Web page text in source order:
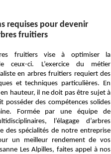
requises pour devenir
fruitiers
fruitiers vise à optimiser la
ceux-ci. L’exercice du métier
en arbres fruitiers requiert des
et techniques particulières. En
hauteur, il ne doit pas être sujet à
posséder des compétences solides
Formée par une équipe de
l’élagage d’arbres
des spécialités de notre entreprise
un meilleur rendement de vos
Les Alpilles, faites appel à nos